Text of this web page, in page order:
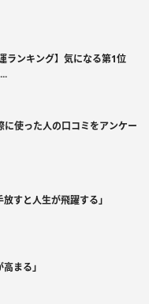
ランキング】気になる第1位
使った人の口コミをアンケー
すと人生が飛躍する」
まる」